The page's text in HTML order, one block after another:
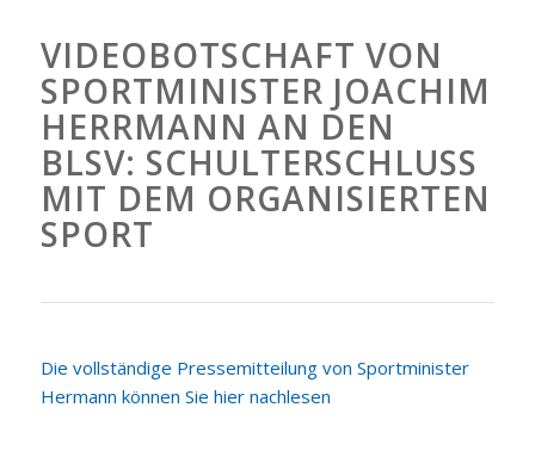
VIDEOBOTSCHAFT VON
SPORTMINISTER JOACHIM
HERRMANN AN DEN
BLSV: SCHULTERSCHLUSS
MIT DEM ORGANISIERTEN
SPORT
Die vollständige Pressemitteilung von Sportminister
Hermann können Sie hier nachlesen